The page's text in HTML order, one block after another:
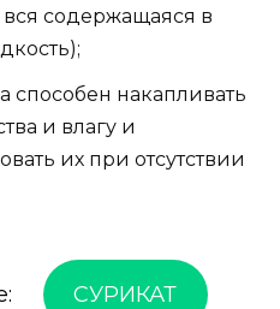
содержащаяся в
способен накапливать
и влагу и
их при отсутствии
СУРИКАТ